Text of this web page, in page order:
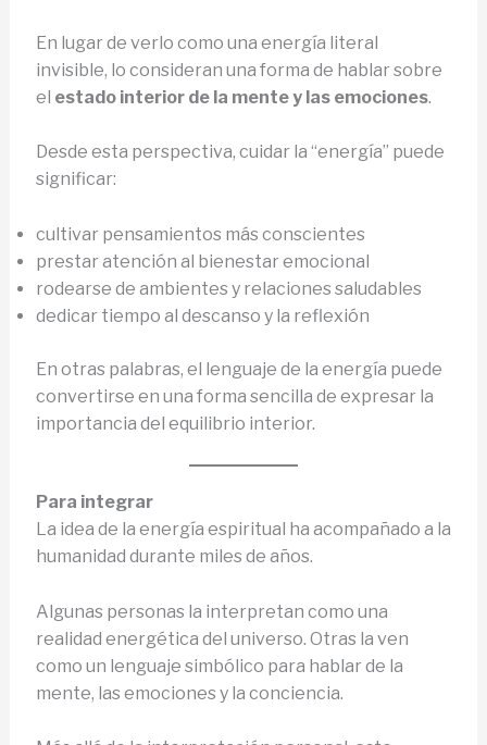
En lugar de verlo como una energía literal
invisible, lo consideran una forma de hablar sobre
el estado interior de la mente y las emociones.
Desde esta perspectiva, cuidar la “energía” puede
significar:
cultivar pensamientos más conscientes
prestar atención al bienestar emocional
rodearse de ambientes y relaciones saludables
dedicar tiempo al descanso y la reflexión
En otras palabras, el lenguaje de la energía puede
convertirse en una forma sencilla de expresar la
importancia del equilibrio interior.
Para integrar
La idea de la energía espiritual ha acompañado a la
humanidad durante miles de años.
Algunas personas la interpretan como una
realidad energética del universo. Otras la ven
como un lenguaje simbólico para hablar de la
mente, las emociones y la conciencia.